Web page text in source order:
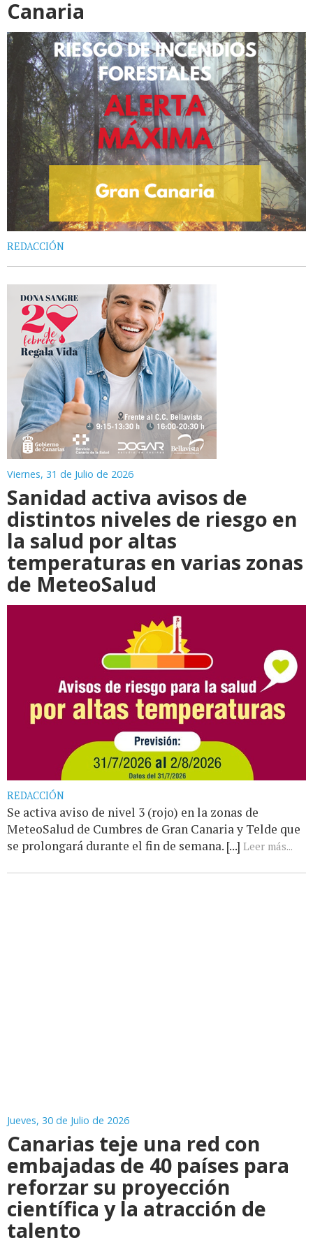
Canaria
REDACCIÓN
Viernes, 31 de Julio de 2026
Sanidad activa avisos de
distintos niveles de riesgo en
la salud por altas
temperaturas en varias zonas
de MeteoSalud
REDACCIÓN
Se activa aviso de nivel 3 (rojo) en la zonas de
MeteoSalud de Cumbres de Gran Canaria y Telde que
se prolongará durante el fin de semana. [...] Leer más...
Jueves, 30 de Julio de 2026
Canarias teje una red con
embajadas de 40 países para
reforzar su proyección
científica y la atracción de
talento